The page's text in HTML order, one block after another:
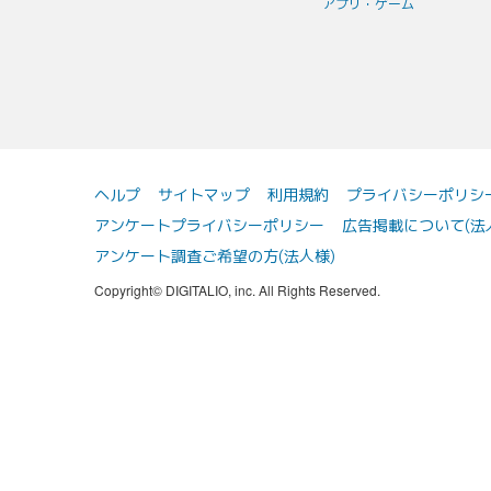
ヘルプ サイトマップ 利用規約
プライバシーポリシ
アンケートプライバシーポリシー
広告掲載について(法
アンケート調査ご希望の方(法人様)
Copyright© DIGITALIO, inc. All Rights Reserved.